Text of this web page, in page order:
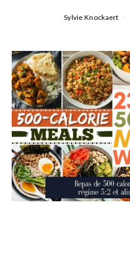
Sylvie Knockaert